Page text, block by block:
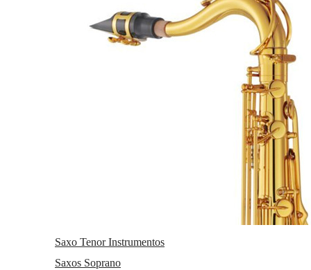
Saxo Tenor Instrumentos
Saxos Soprano